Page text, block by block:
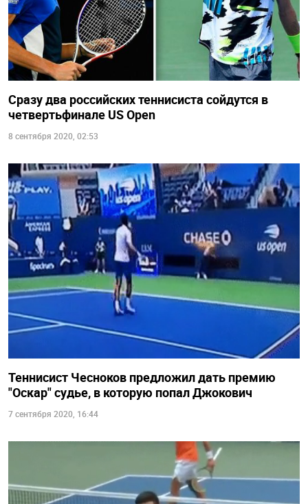
Сразу два российских теннисиста сойдутся в
четвертьфинале US Open
8 сентября 2020, 02:53
Теннисист Чесноков предложил дать премию
"Оскар" судье, в которую попал Джокович
7 сентября 2020, 16:44